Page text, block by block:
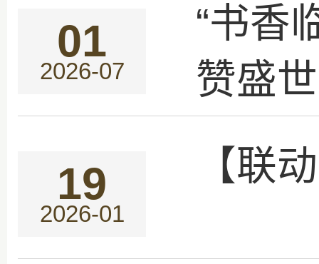
01
2026-07
“书香
赞盛世
19
2026-01
【联